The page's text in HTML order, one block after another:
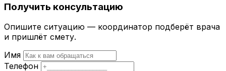
Получить консультацию
Опишите ситуацию — координатор подберёт врача
и пришлёт смету.
Имя
Телефон